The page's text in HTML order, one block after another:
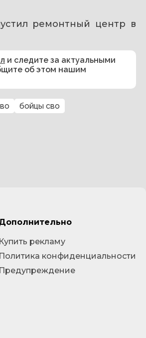
ремонтный центр в
и следите за актуальными
об этом нашим
бойцы сво
Купить рекламу
Политика конфиденциальности
Предупреждение